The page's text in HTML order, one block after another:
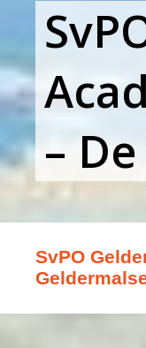
–
SvPO